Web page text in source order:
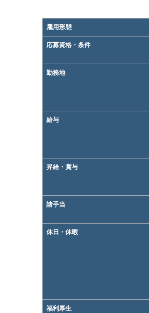
雇用形態
応募資格・条件
勤務地
給与
昇給・賞与
諸手当
休⽇・休暇
福利厚生